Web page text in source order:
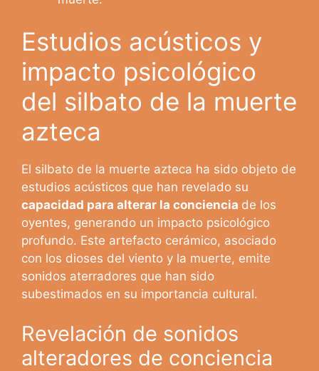
Estudios acústicos y
impacto psicológico
del silbato de la muerte
azteca
El silbato de la muerte azteca ha sido objeto de
estudios acústicos que han revelado su
capacidad para alterar la conciencia de los
oyentes, generando un impacto psicológico
profundo. Este artefacto cerámico, asociado
con los dioses del viento y la muerte, emite
sonidos aterradores que han sido
subestimados en su importancia cultural.
Revelación de sonidos
alteradores de conciencia